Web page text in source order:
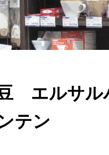
エルサル
テン